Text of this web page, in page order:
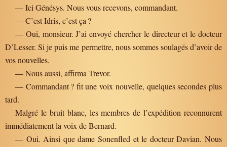
— Ici Génésys. Nous vous recevons, commandant.
— C’est Idris, c’est ça ?
— Oui, monsieur. J’ai envoyé chercher le directeur et le docteur
D’Lesser. Si je puis me permettre, nous sommes soulagés d’avoir de
vos nouvelles.
— Nous aussi, affirma Trevor.
— Commandant ? fit une voix nouvelle, quelques secondes plus
tard.
Malgré le bruit blanc, les membres de l’expédition reconnurent
immédiatement la voix de Bernard.
— Oui. Ainsi que dame Sonenfled et le docteur Davian. Nous